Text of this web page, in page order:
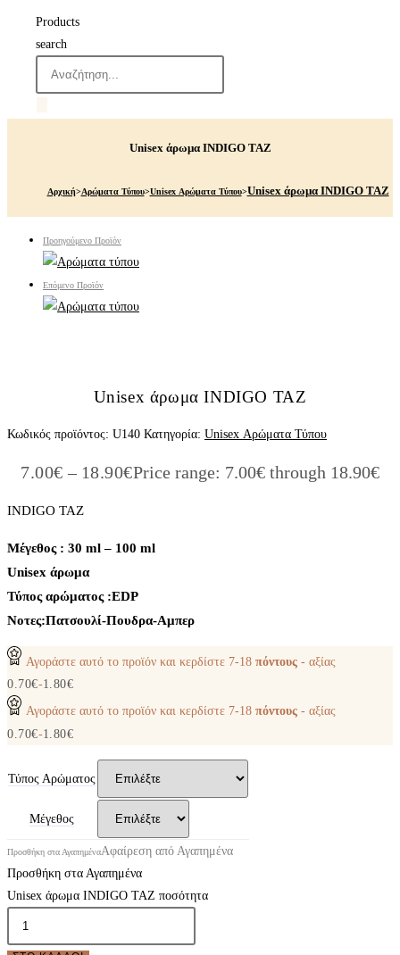
Products
search
Unisex άρωμα INDIGO TAZ
Αρχική>Αρώματα Τύπου>Unisex Αρώματα Τύπου>Unisex άρωμα INDIGO TAZ
Προηγούμενο Προϊόν
Επόμενο Προϊόν
Unisex άρωμα INDIGO TAZ
Κωδικός προϊόντος: U140 Κατηγορία: Unisex Αρώματα Τύπου
7.00€ – 18.90€Price range: 7.00€ through 18.90€
INDIGO TAZ
Μέγεθος : 30 ml – 100 ml
Unisex άρωμα
Τύπος αρώματος :ΕDP
Νοτες:Πατσουλί-Πουδρα-Αμπερ
Αγοράστε αυτό το προϊόν και κερδίστε 7-18 πόντους - αξίας
0.70€-1.80€
Αγοράστε αυτό το προϊόν και κερδίστε 7-18 πόντους - αξίας
0.70€-1.80€
Τύπος Αρώματος
Μέγεθος
Προσθήκη στα ΑγαπημέναΑφαίρεση από Αγαπημένα
Προσθήκη στα Αγαπημένα
Unisex άρωμα INDIGO TAZ ποσότητα